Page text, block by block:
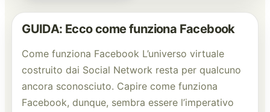
GUIDA: Ecco come funziona Facebook
Come funziona Facebook L’universo virtuale
costruito dai Social Network resta per qualcuno
ancora sconosciuto. Capire come funziona
Facebook, dunque, sembra essere l’imperativo